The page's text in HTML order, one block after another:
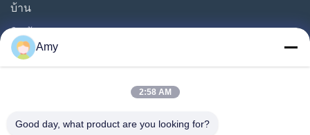
บ้าน
สินค้า
วิดีโอ
การควบคุมคุณภาพ
Amy
2:58 AM
Good day, what product are you looking for?